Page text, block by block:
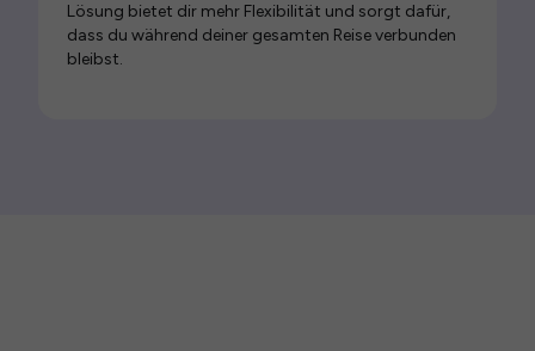
Lösung bietet dir mehr Flexibilität und sorgt dafür,
dass du während deiner gesamten Reise verbunden
bleibst.